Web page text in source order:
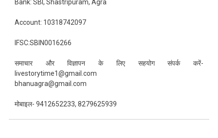
Bank: SBI, Shastripuram, Agra
Account: 10318742097
IFSC:SBIN0016266
समाचार और विज्ञापन के लिए सहयोग संपर्क करें-
livestorytime1@gmail.com
bhanuagra@gmail.com
मोबाइल- 9412652233, 8279625939